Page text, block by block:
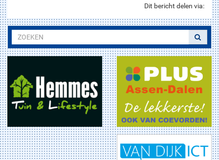
Dit bericht delen via: